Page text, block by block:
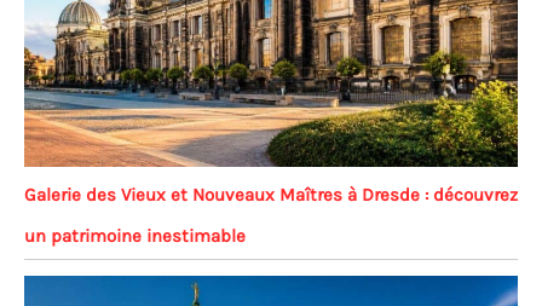
Galerie des Vieux et Nouveaux Maîtres à Dresde : découvrez
un patrimoine inestimable